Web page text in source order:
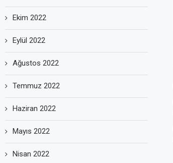
Ekim 2022
Eylül 2022
Ağustos 2022
Temmuz 2022
Haziran 2022
Mayıs 2022
Nisan 2022